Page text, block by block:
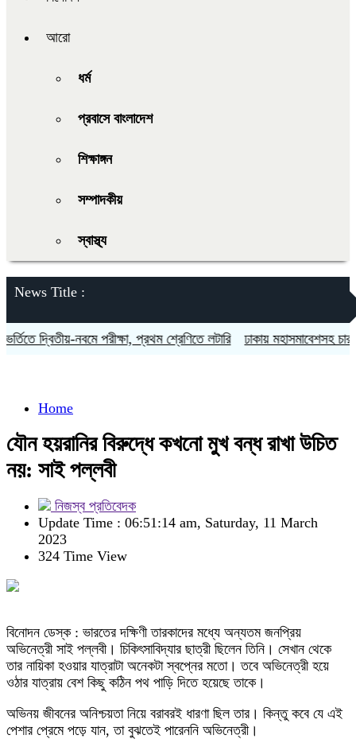
আরো
ধর্ম
প্রবাসে বাংলাদেশ
শিক্ষাঙ্গন
সম্পাদকীয়
স্বাস্থ্য
News Title :
দ্বিতীয়-নবমে পরীক্ষা, প্রথম শ্রেণিতে লটারি ঢাকায় মহাসমাবেশসহ চার
Home
যৌন হয়রানির বিরুদ্ধে কখনো মুখ বন্ধ রাখা উচিত
নয়: সাই পল্লবী
নিজস্ব প্রতিবেদক
Update Time : 06:51:14 am, Saturday, 11 March
2023
324 Time View
বিনোদন ডেস্ক : ভারতের দক্ষিণী তারকাদের মধ্যে অন্যতম জনপ্রিয়
অভিনেত্রী সাই পল্লবী। চিকিৎসাবিদ্যার ছাত্রী ছিলেন তিনি। সেখান থেকে
তার নায়িকা হওয়ার যাত্রাটা অনেকটা স্বপ্নের মতো। তবে অভিনেত্রী হয়ে
ওঠার যাত্রায় বেশ কিছু কঠিন পথ পাড়ি দিতে হয়েছে তাকে।
অভিনয় জীবনের অনিশ্চয়তা নিয়ে বরাবরই ধারণা ছিল তার। কিন্তু কবে যে এই
পেশার প্রেমে পড়ে যান, তা বুঝতেই পারেননি অভিনেত্রী।